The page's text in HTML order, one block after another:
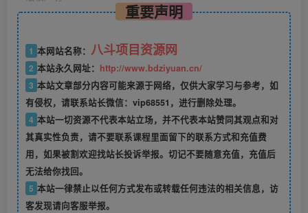
重要声明
1 本网站名称： 八斗项目资源网
2 本站永久网址： http://www.bdziyuan.cn/
3 本站文章部分内容可能来源于网络，仅供大家学习与参考，如
有侵权，请联系站长微信：vip68551，进行删除处理。
4 本站一切资源不代表本站立场，并不代表本站赞同其观点和对
其真实性负责，请不要联系课程里面留下的联系方式和充值费
用，如果被割欢迎找站长投诉举报。切记不要随意充值，充值后
无法给你找回。
5 本站一律禁止以任何方式发布或转载任何违法的相关信息，访
客发现请向客服举报。